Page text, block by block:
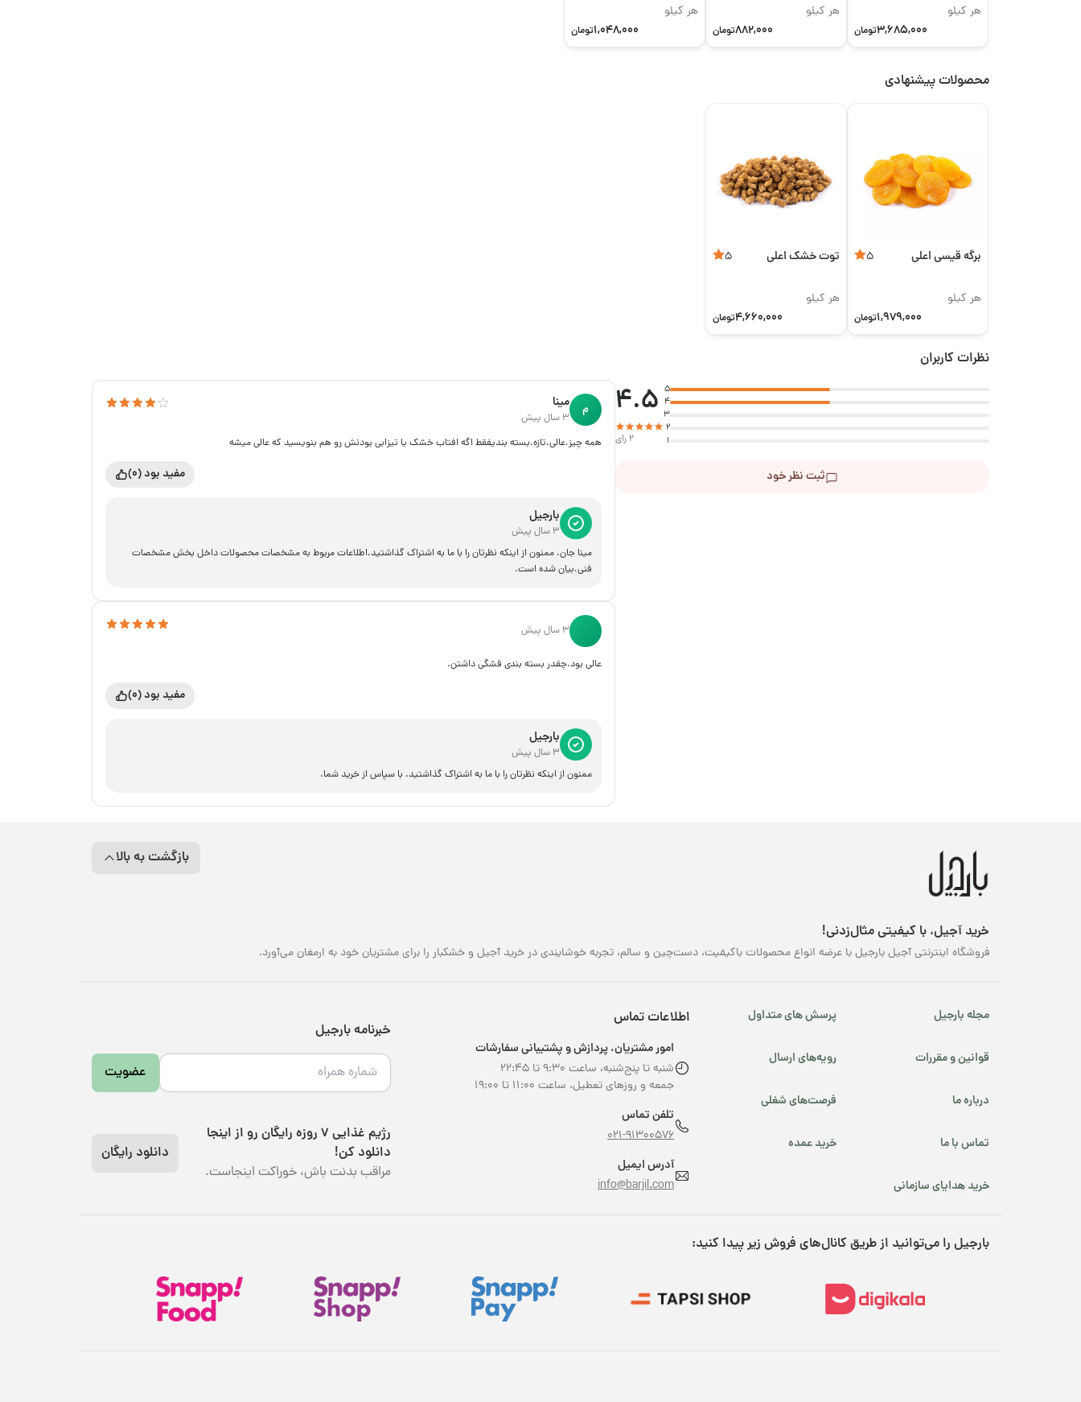
هر کیلو
3,685,000تومان
هر کیلو
882,000تومان
هر کیلو
1,048,000تومان
محصولات پیشنهادی
برگه قیسی اعلی 5
هر کیلو
1,979,000تومان
توت خشک اعلی 5
هر کیلو
4,660,000تومان
نظرات کاربران
5
4
3
2
1
4.5
2 رای
ثبت نظر خود
مینا
3 سال پیش م
همه چیز،عالی،تازه،بسته بندیفقط اگه افتاب خشک یا تیزابی بودنش رو هم بنویسید که عالی میشه
مفید بود (0)
بارجیل
3 سال پیش
مینا جان، ممنون از اینکه نظرتان را با ما به اشتراک گذاشتید،اطلاعات مربوط به مشخصات محصولات داخل بخش مشخصات
فنی،بیان شده است.
3 سال پیش
عالی بود.چقدر بسته بندی قشگی داشتن.
مفید بود (0)
بارجیل
3 سال پیش
ممنون از اینکه نظرتان را با ما به اشتراک گذاشتید. با سپاس از خرید شما.
بازگشت به بالا
خرید آجیل، با کیفیتی مثال‌زدنی!
فروشگاه اینترنتی آجیل بارجیل با عرضه انواع محصولات باکیفیت، دست‌چین و سالم، تجربه خوشایندی در خرید آجیل و خشکبار را برای مشتریان خود به ارمغان می‌آورد.
مجله بارجیل پرسش های متداول
قوانین و مقررات رویه‌های ارسال
درباره ما فرصت‌های شغلی
تماس با ما خرید عمده
خرید هدایای سازمانی
اطلاعات تماس
امور مشتریان، پردازش و پشتیبانی سفارشات
شنبه تا پنج‌شنبه، ساعت ۹:۳۰ تا ۲۲:۴۵
جمعه و روزهای تعطیل، ساعت ۱۱:۰۰ تا ۱۹:۰۰
تلفن تماس
021-91300576
آدرس ایمیل
info@barjil.com
خبرنامه بارجیل
عضویت
رژیم غذایی 7 روزه رایگان رو از اینجا
دانلود کن!
مراقب بدنت باش، خوراکت اینجاست.
دانلود رایگان
بارجیل را می‌توانید از طریق کانال‌های فروش زیر پیدا کنید: